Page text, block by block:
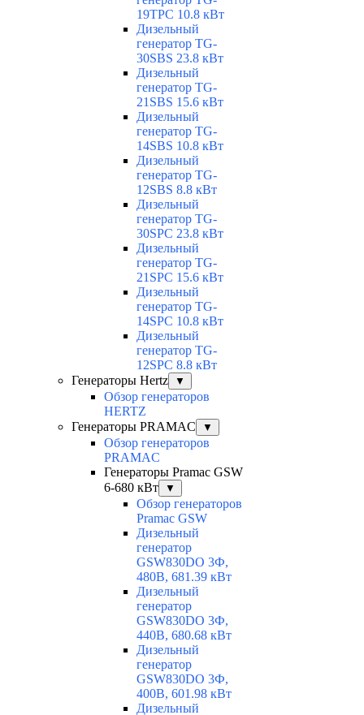
19TPC 10.8 кВт
Дизельный
генератор TG-
30SBS 23.8 кВт
Дизельный
генератор TG-
21SBS 15.6 кВт
Дизельный
генератор TG-
14SBS 10.8 кВт
Дизельный
генератор TG-
12SBS 8.8 кВт
Дизельный
генератор TG-
30SPC 23.8 кВт
Дизельный
генератор TG-
21SPC 15.6 кВт
Дизельный
генератор TG-
14SPC 10.8 кВт
Дизельный
генератор TG-
12SPC 8.8 кВт
Генераторы Hertz
▼
Обзор генераторов
HERTZ
Генераторы PRAMAC
▼
Обзор генераторов
PRAMAC
Генераторы Pramac GSW
6-680 кВт
▼
Обзор генераторов
Pramac GSW
Дизельный
генератор
GSW830DO 3Ф,
480В, 681.39 кВт
Дизельный
генератор
GSW830DO 3Ф,
440В, 680.68 кВт
Дизельный
генератор
GSW830DO 3Ф,
400В, 601.98 кВт
Дизельный